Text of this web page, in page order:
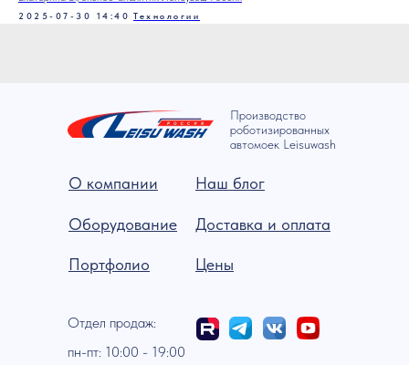
2025-07-30 14:40 Технологии
пн-пт: 10:00 - 19:00
Отдел продаж:
Цены
Доставка и оплата
Наш блог
Портфолио
Оборудование
О компании
Производство
роботизированных
автомоек Leisuwash